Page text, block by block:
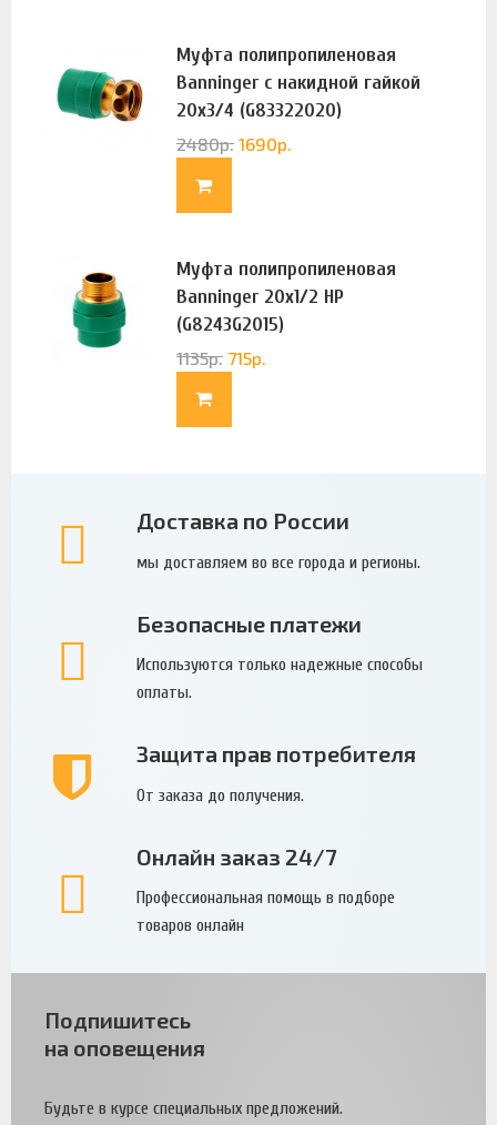
Муфта полипропиленовая
Banninger с накидной гайкой
20х3/4 (G83322020)
2480р. 1690р.
Муфта полипропиленовая
Banninger 20х1/2 НР
(G8243G2015)
1135р. 715р.
Доставка по России
мы доставляем во все города и регионы.
Безопасные платежи
Используются только надежные способы
оплаты.
Защита прав потребителя
От заказа до получения.
Онлайн заказ 24/7
Профессиональная помощь в подборе
товаров онлайн
Подпишитесь
на оповещения
Будьте в курсе специальных предложений.